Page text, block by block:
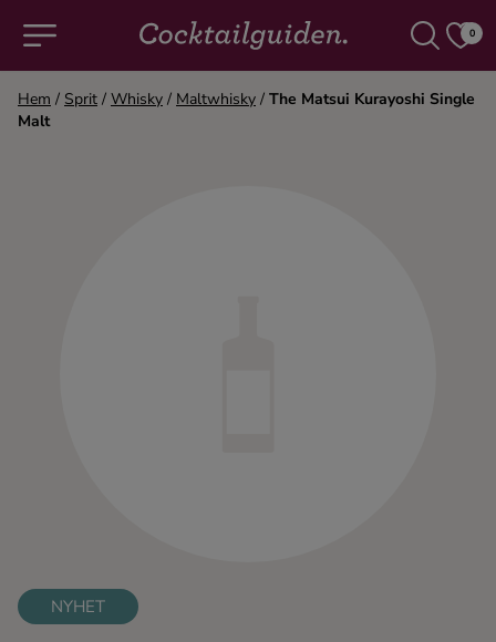
0
Hem / Sprit / Whisky / Maltwhisky / The Matsui Kurayoshi Single
Malt
NYHET